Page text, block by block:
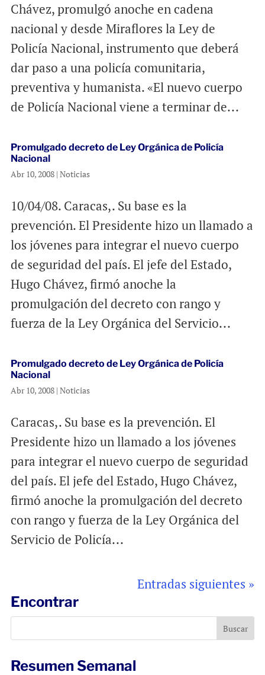
Chávez, promulgó anoche en cadena
nacional y desde Miraflores la Ley de
Policía Nacional, instrumento que deberá
dar paso a una policía comunitaria,
preventiva y humanista. «El nuevo cuerpo
de Policía Nacional viene a terminar de...
Promulgado decreto de Ley Orgánica de Policía
Nacional
Abr 10, 2008| Noticias
10/04/08. Caracas,. Su base es la
prevención. El Presidente hizo un llamado a
los jóvenes para integrar el nuevo cuerpo
de seguridad del país. El jefe del Estado,
Hugo Chávez, firmó anoche la
promulgación del decreto con rango y
fuerza de la Ley Orgánica del Servicio...
Promulgado decreto de Ley Orgánica de Policía
Nacional
Abr 10, 2008| Noticias
Caracas,. Su base es la prevención. El
Presidente hizo un llamado a los jóvenes
para integrar el nuevo cuerpo de seguridad
del país. El jefe del Estado, Hugo Chávez,
firmó anoche la promulgación del decreto
con rango y fuerza de la Ley Orgánica del
Servicio de Policía...
Entradas siguientes »
Encontrar
Resumen Semanal